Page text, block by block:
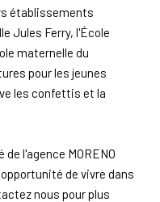
établissements
Jules Ferry, l'École
maternelle du
pour les jeunes
les confettis et la
l'agence MORENO
de vivre dans
nous pour plus